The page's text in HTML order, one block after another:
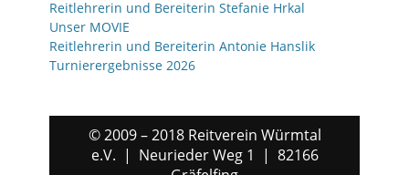
Reitlehrerin und Bereiterin Stefanie Hrkal
Unser MOVIE
Reitlehrerin und Bereiterin Antonie Hanslik
Turnierergebnisse 2026
© 2009 – 2018 Reitverein Würmtal
e.V. | Neurieder Weg 1 | 82166